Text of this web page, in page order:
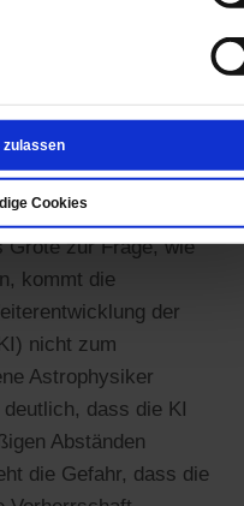
zulassen
Cookies06.08.2021:
Grote zur Frage, wie
kommt die
der
nicht zum
Astrophysiker
dass die KI
Abständen
die Gefahr, dass die